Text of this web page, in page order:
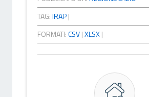
TAG:IRAP|
FORMATI:CSV|XLSX|